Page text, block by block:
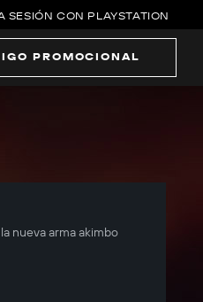
SESIÓN CON PLAYSTATION
PROMOCIONAL
nueva arma akimbo